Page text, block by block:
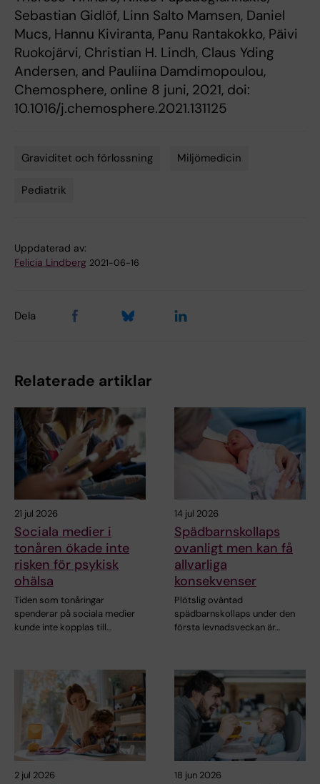
Sebastian Gidlöf, Linn Salto Mamsen, Daniel
Mucs, Hannu Kiviranta, Panu Rantakokko, Päivi
Ruokojärvi, Christian H. Lindh, Claus Yding
Andersen, and Pauliina Damdimopoulou,
Chemosphere, online 8 juni, 2021, doi:
10.1016/j.chemosphere.2021.131125
Graviditet och förlossning Miljömedicin
Pediatrik
Uppdaterad av:
Felicia Lindberg 2021-06-16
Dela
Relaterade artiklar
21 jul 2026
Sociala medier i
tonåren ökade inte
risken för psykisk
ohälsa
Tiden som tonåringar
spenderar på sociala medier
kunde inte kopplas till…
14 jul 2026
Spädbarnskollaps
ovanligt men kan få
allvarliga
konsekvenser
Plötslig oväntad
spädbarnskollaps under den
första levnadsveckan är…
2 jul 2026 18 jun 2026